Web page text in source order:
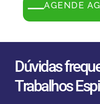
AGENDE
Dúvidas
Trabalhos